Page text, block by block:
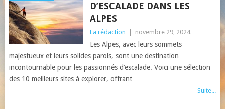
D’ESCALADE DANS LES
ALPES
La rédaction novembre 29, 2024
Les Alpes, avec leurs sommets
majestueux et leurs solides parois, sont une destination
incontournable pour les passionnés d’escalade. Voici une sélection
des 10 meilleurs sites à explorer, offrant
Suite...